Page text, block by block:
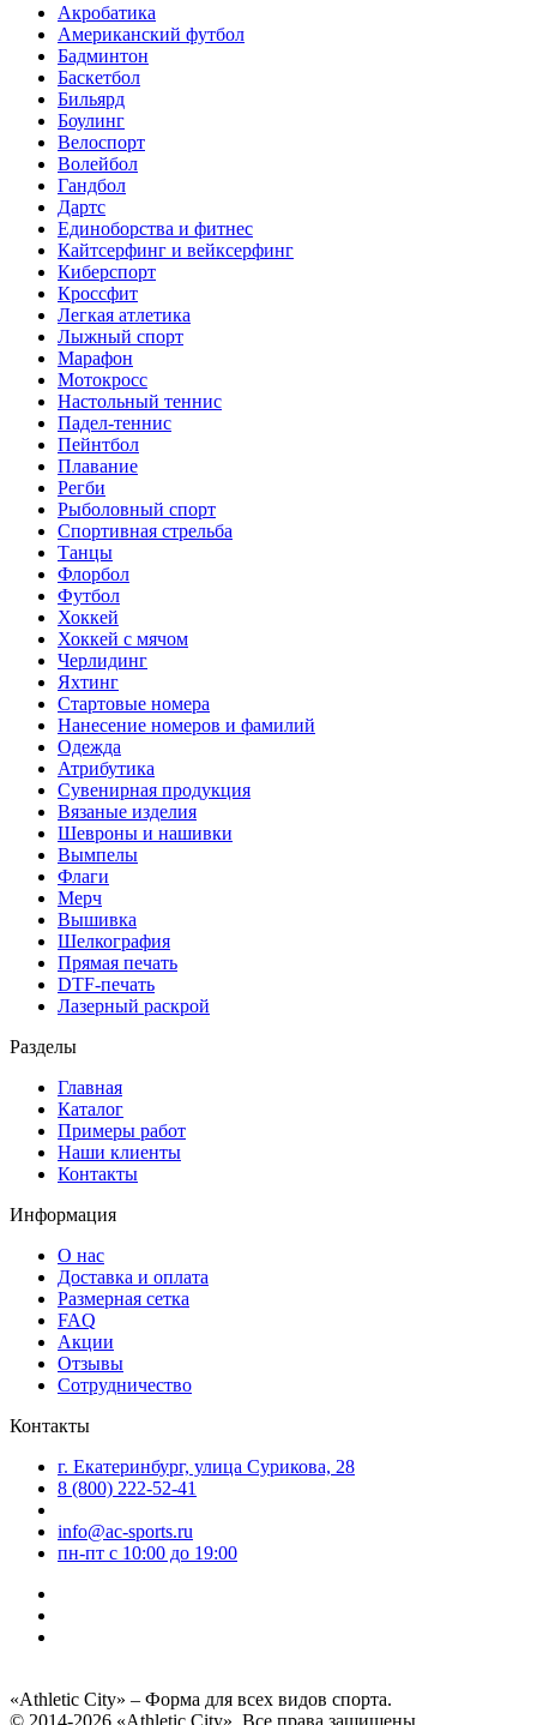
Акробатика
Американский футбол
Бадминтон
Баскетбол
Бильярд
Боулинг
Велоспорт
Волейбол
Гандбол
Дартс
Единоборства и фитнес
Кайтсерфинг и вейксерфинг
Киберспорт
Кроссфит
Легкая атлетика
Лыжный спорт
Марафон
Мотокросс
Настольный теннис
Падел-теннис
Пейнтбол
Плавание
Регби
Рыболовный спорт
Спортивная стрельба
Танцы
Флорбол
Футбол
Хоккей
Хоккей с мячом
Черлидинг
Яхтинг
Стартовые номера
Нанесение номеров и фамилий
Одежда
Атрибутика
Сувенирная продукция
Вязаные изделия
Шевроны и нашивки
Вымпелы
Флаги
Мерч
Вышивка
Шелкография
Прямая печать
DTF-печать
Лазерный раскрой
Разделы
Главная
Каталог
Примеры работ
Наши клиенты
Контакты
Информация
О нас
Доставка и оплата
Размерная сетка
FAQ
Акции
Отзывы
Сотрудничество
Контакты
г. Екатеринбург, улица Сурикова, 28
8 (800) 222-52-41
info@ac-sports.ru
пн-пт c 10:00 до 19:00
«Athletic City» – Форма для всех видов спорта.
© 2014-2026 «Athletic City». Все права защищены.